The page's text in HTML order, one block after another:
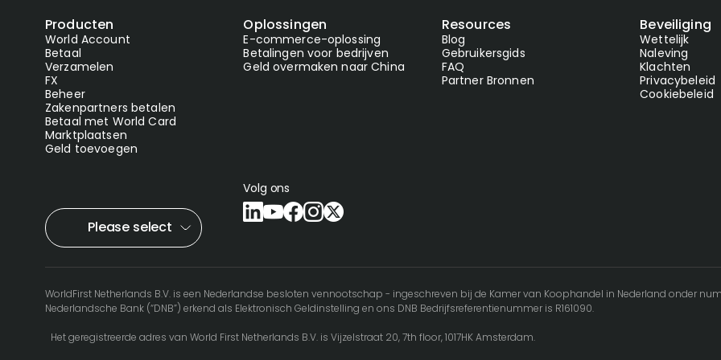
Producten
World Account
Betaal
Verzamelen
FX
Beheer
Zakenpartners betalen
Betaal met World Card
Marktplaatsen
Geld toevoegen
Oplossingen
E-commerce-oplossing
Betalingen voor bedrijven
Geld overmaken naar China
Resources
Blog
Gebruikersgids
FAQ
Partner Bronnen
Beveiliging
Wettelijk
Naleving
Klachten
Privacybeleid
Cookiebeleid
Please select
Volg ons
WorldFirst Netherlands B.V. is een Nederlandse besloten vennootschap - ingeschreven bij de Kamer van Koophandel in Nederland onder
Nederlandsche Bank (“DNB”) erkend als Elektronisch Geldinstelling en ons DNB Bedrijfsreferentienummer is R161090.
Het geregistreerde adres van World First Netherlands B.V. is Vijzelstraat 20, 7th floor, 1017HK Amsterdam.